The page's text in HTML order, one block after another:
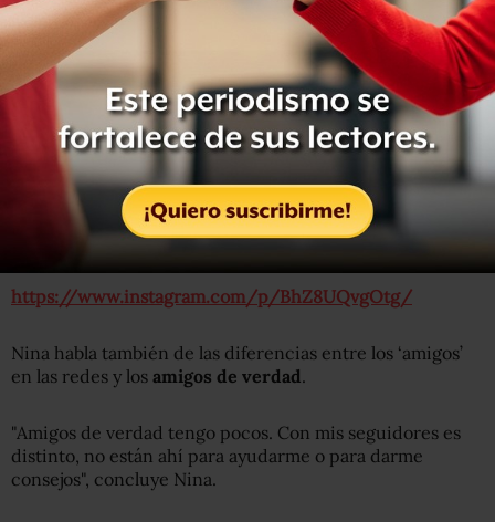
convertirte en uno de ellos
"Sentía la presión de tener que hacerlo, de tener que
continuar, pero ni modo", explica Nina.
Llegó a sentir tanta ansiedad que inclusopensó en el
suicidio : "Llegué al límite de decir: ‘Ya no quiero vivir’".
Fue entonces cuando se dio cuenta de que precisaba
ayuda y logró salir de esa situación.
https://www.instagram.com/p/BhZ8UQvgOtg/
Nina habla también de las diferencias entre los ‘amigos’
en las redes y los amigos de verdad.
"Amigos de verdad tengo pocos. Con mis seguidores es
distinto, no están ahí para ayudarme o para darme
consejos", concluye Nina.